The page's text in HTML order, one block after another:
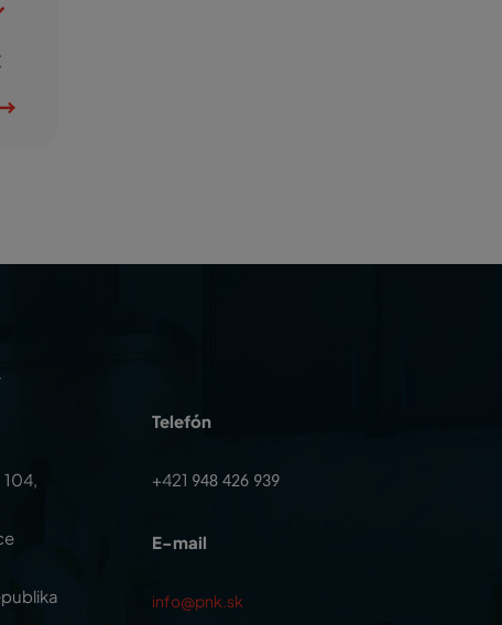
Telefón
+421 948 426 939
E-mail
info@pnk.sk